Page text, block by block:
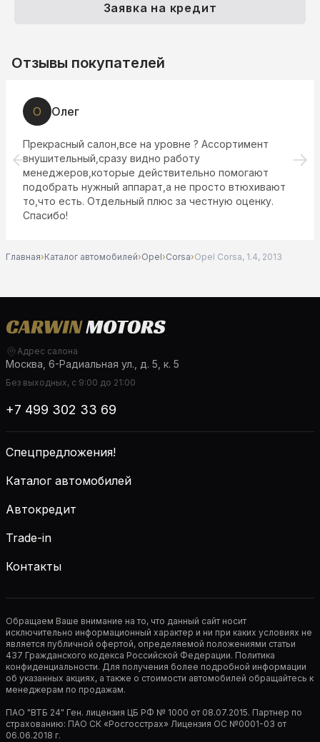
Заявка на кредит
Отзывы покупателей
О Олег
Прекрасный салон,все на уровне ? Ассортимент
внушительный,сразу видно работу
менеджеров,которые действительно помогают
подобрать нужный аппарат,а не просто втюхивают
то,что есть. Отдельный плюс за честную оценку.
Спасибо!
Главная›Каталог автомобилей›Opel›Corsa›Opel Corsa, 1.4, 2013
Адрес салона
Москва, 6-Радиальная ул., д. 5, к. 5
Без выходных, с 9:00 до 21:00
+7 499 302 33 69
Спецпредложения!
Каталог автомобилей
Автокредит
Trade-in
Контакты
Обращаем Ваше внимание на то, что данный сайт носит
исключительно информационный характер и ни при каких условиях не
является публичной офертой, определяемой положениями статьи
437 Гражданского кодекса Российской Федерации. Политика
конфиденциальности. Для получения более подробной информации
об указанных акциях, а также о стоимости автомобилей обращайтесь к
менеджерам по продажам.
ПАО "ВТБ 24" Ген. лицензия ЦБ РФ № 1000 от 08.07.2015. Партнер по
страхованию: ПАО СК «Росгосстрах» Лицензия ОС №0001-03 от
06.06.2018 г.